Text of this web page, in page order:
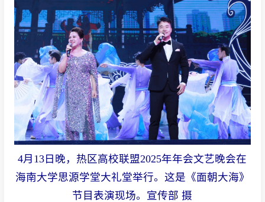
4月13日晚，热区高校联盟2025年年会文艺晚会在
海南大学思源学堂大礼堂举行。这是《面朝大海》
节目表演现场。宣传部 摄